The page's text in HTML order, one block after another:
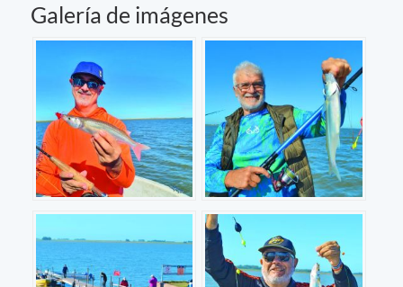
Galería de imágenes